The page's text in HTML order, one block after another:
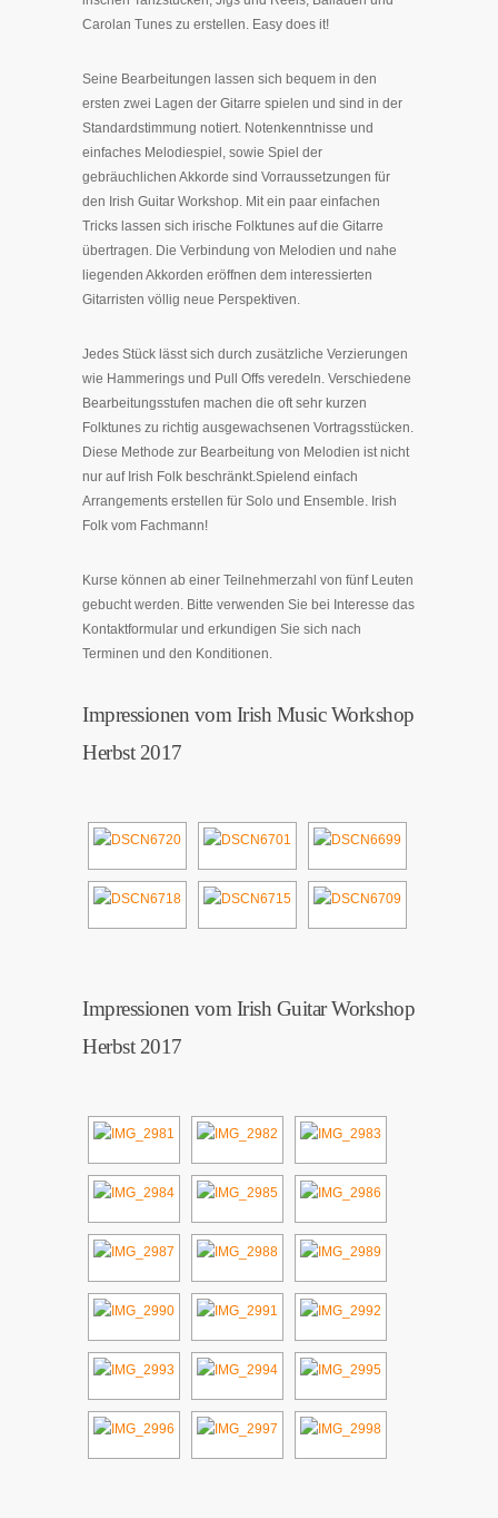
Carolan Tunes zu erstellen. Easy does it!
Seine Bearbeitungen lassen sich bequem in den
ersten zwei Lagen der Gitarre spielen und sind in der
Standardstimmung notiert. Notenkenntnisse und
einfaches Melodiespiel, sowie Spiel der
gebräuchlichen Akkorde sind Vorraussetzungen für
den Irish Guitar Workshop. Mit ein paar einfachen
Tricks lassen sich irische Folktunes auf die Gitarre
übertragen. Die Verbindung von Melodien und nahe
liegenden Akkorden eröffnen dem interessierten
Gitarristen völlig neue Perspektiven.
Jedes Stück lässt sich durch zusätzliche Verzierungen
wie Hammerings und Pull Offs veredeln. Verschiedene
Bearbeitungsstufen machen die oft sehr kurzen
Folktunes zu richtig ausgewachsenen Vortragsstücken.
Diese Methode zur Bearbeitung von Melodien ist nicht
nur auf Irish Folk beschränkt.Spielend einfach
Arrangements erstellen für Solo und Ensemble. Irish
Folk vom Fachmann!
Kurse können ab einer Teilnehmerzahl von fünf Leuten
gebucht werden. Bitte verwenden Sie bei Interesse das
Kontaktformular und erkundigen Sie sich nach
Terminen und den Konditionen.
Impressionen vom Irish Music Workshop
Herbst 2017
Impressionen vom Irish Guitar Workshop
Herbst 2017